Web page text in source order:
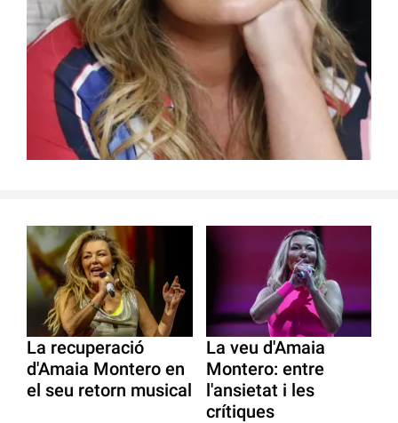
La recuperació
d'Amaia Montero en
el seu retorn musical
La veu d'Amaia
Montero: entre
l'ansietat i les
crítiques